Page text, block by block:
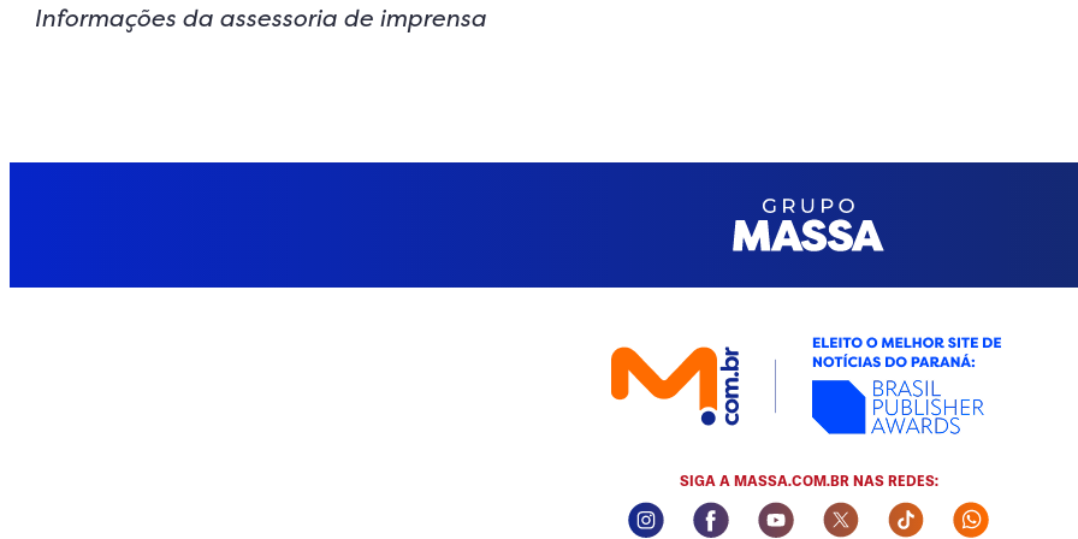
Informações da assessoria de imprensa
SIGA A MASSA.COM.BR NAS REDES:
Instagram Social Media
Facebook Social Media
Youtube Social Media
Twitter Social Media
Tiktok Social